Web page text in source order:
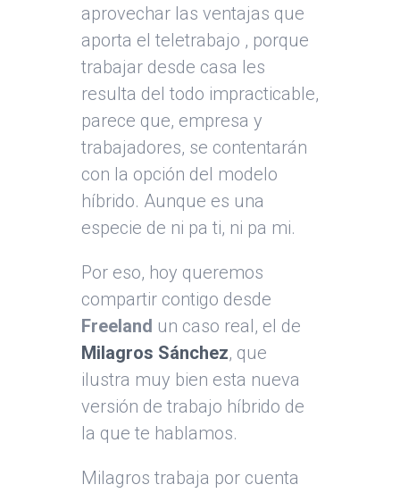
aprovechar las ventajas que
aporta el teletrabajo , porque
trabajar desde casa les
resulta del todo impracticable,
parece que, empresa y
trabajadores, se contentarán
con la opción del modelo
híbrido. Aunque es una
especie de ni pa ti, ni pa mi.
Por eso, hoy queremos
compartir contigo desde
Freeland un caso real, el de
Milagros Sánchez, que
ilustra muy bien esta nueva
versión de trabajo híbrido de
la que te hablamos.
Milagros trabaja por cuenta